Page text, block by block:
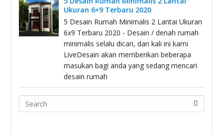
Ukuran 6×9 Terbaru 2020
5 Desain Rumah Minimalis 2 Lantai Ukuran
6x9 Terbaru 2020 - Desain / denah rumah
minimalis selalu dicari, dan kali ini kami
LiveDesain akan memberikan beberapa
masukan bagi anda yang sedang mencari
desain rumah
Search